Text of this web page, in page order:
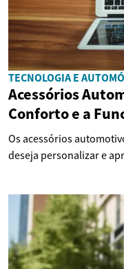
TECNOLOGIA E
Acessórios
Conforto e a
Os acessórios
deseja personalizar e